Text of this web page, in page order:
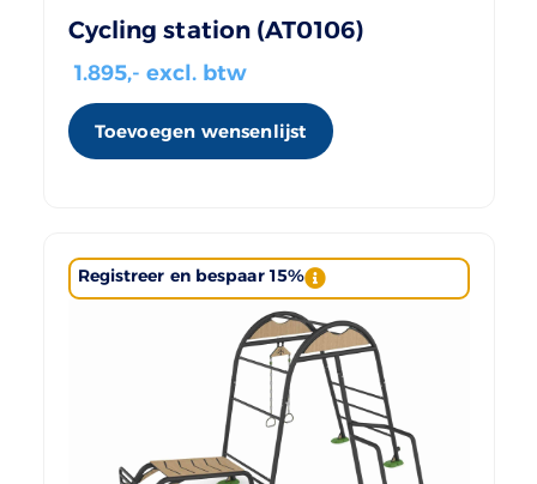
Cycling station (AT0106)
1.895,- excl. btw
Toevoegen wensenlijst
Registreer en bespaar 15%